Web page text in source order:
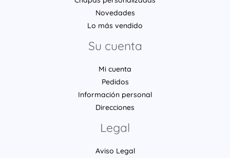
Novedades
Lo más vendido
Su cuenta
Mi cuenta
Pedidos
Información personal
Direcciones
Legal
Aviso Legal